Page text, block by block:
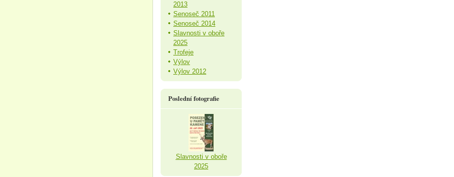
2013
Senoseč 2011
Senoseč 2014
Slavnosti v oboře
2025
Trofeje
Výlov
Výlov 2012
Poslední fotografie
Slavnosti v oboře
2025